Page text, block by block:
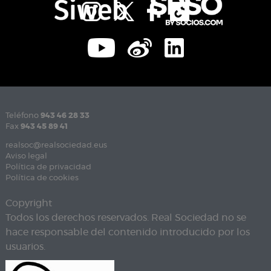
Teléfono 943 46 28 33
Fax 943 45 89 41
realsoc@realsociedad.eus
Aviso legal
Política de privacidad
Política de cookies
Copyright
Todos los derechos reservados. Real Sociedad no se
hace responsable del contenido introducido por los
usuarios.